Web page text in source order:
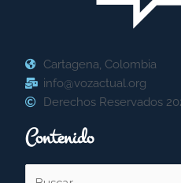
Cartagena, Colombia
info@vozactual.org
Derechos Reservados
Contenido